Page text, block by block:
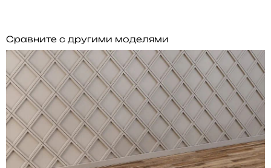
Сравните с другими моделями